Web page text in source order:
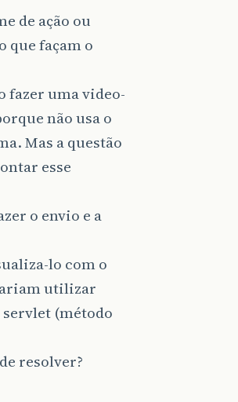
de ação ou
que façam o
fazer uma video-
não usa o
Mas a questão
esse
o envio e a
lo com o
utilizar
(método
resolver?